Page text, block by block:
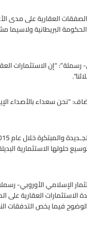
مزيج متنوع من الصفقات العقارية على
حددتها الحكومة البريطانية
“إن الاستثمارات
“نحن سعداء بالأصداء
حلولها الاستثمارية
الإسلامي الأوروبي-
العقارية على
فيما يخص التدفقات